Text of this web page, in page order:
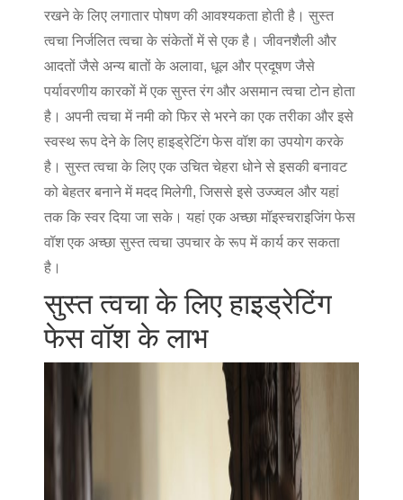
रखने के लिए लगातार पोषण की आवश्यकता होती है। सुस्त
त्वचा निर्जलित त्वचा के संकेतों में से एक है। जीवनशैली और
आदतों जैसे अन्य बातों के अलावा, धूल और प्रदूषण जैसे
पर्यावरणीय कारकों में एक सुस्त रंग और असमान त्वचा टोन होता
है। अपनी त्वचा में नमी को फिर से भरने का एक तरीका और इसे
स्वस्थ रूप देने के लिए हाइड्रेटिंग फेस वॉश का उपयोग करके
है। सुस्त त्वचा के लिए एक उचित चेहरा धोने से इसकी बनावट
को बेहतर बनाने में मदद मिलेगी, जिससे इसे उज्ज्वल और यहां
तक कि स्वर दिया जा सके। यहां एक अच्छा मॉइस्चराइजिंग फेस
वॉश एक अच्छा सुस्त त्वचा उपचार के रूप में कार्य कर सकता
है।
सुस्त त्वचा के लिए हाइड्रेटिंग
फेस वॉश के लाभ